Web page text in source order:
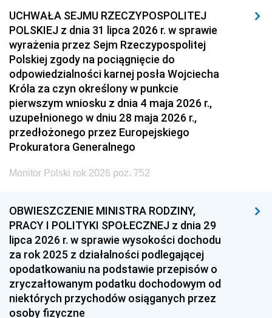
UCHWAŁA SEJMU RZECZYPOSPOLITEJ
POLSKIEJ z dnia 31 lipca 2026 r. w sprawie
wyrażenia przez Sejm Rzeczypospolitej
Polskiej zgody na pociągnięcie do
odpowiedzialności karnej posła Wojciecha
Króla za czyn określony w punkcie
pierwszym wniosku z dnia 4 maja 2026 r.,
uzupełnionego w dniu 28 maja 2026 r.,
przedłożonego przez Europejskiego
Prokuratora Generalnego
Monitor Polski rok 2026 poz. 752
OBWIESZCZENIE MINISTRA RODZINY,
PRACY I POLITYKI SPOŁECZNEJ z dnia 29
lipca 2026 r. w sprawie wysokości dochodu
za rok 2025 z działalności podlegającej
opodatkowaniu na podstawie przepisów o
zryczałtowanym podatku dochodowym od
niektórych przychodów osiąganych przez
osoby fizyczne